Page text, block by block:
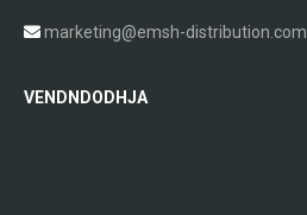
marketing@emsh-distribution.com
VENDNDODHJA